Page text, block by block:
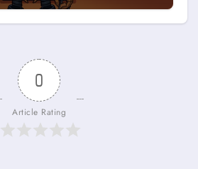
0
Article Rating